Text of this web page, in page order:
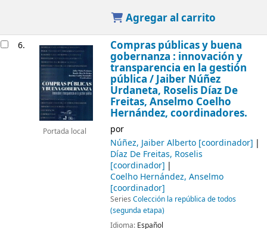
Agregar al carrito
6.
Portada local
Compras públicas y buena
gobernanza : innovación y
transparencia en la gestión
pública / Jaiber Núñez
Urdaneta, Roselis Díaz De
Freitas, Anselmo Coelho
Hernández, coordinadores.
por
Núñez, Jaiber Alberto[coordinador]
Díaz De Freitas, Roselis
[coordinador]
Coelho Hernández, Anselmo
[coordinador]
Series Colección la república de todos
(segunda etapa)
Idioma: Español